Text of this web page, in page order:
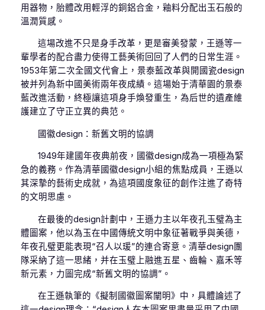
用器物，胎體改用輕浮的銅鋁合金，釉料分配出玉石般的
溫潤質感。
這場改進不只是身手改革，更是審美發蒙，王遜等一
輩學者的配合盡力使得工藝美術回回了人們的日常生涯。
1953年第二次全國文代會上，景泰藍改革與開國瓷design
被并列為新中國美術兩年夜成績。這場始于清華園的景泰
藍改進活動，終極讓這項身手煥發重生，為后世的遺產維
護建立了守正立異的典范。
國徽design：新舊文明的協調
1949年建國年夜典前夜，國徽design成為一項極為緊
急的義務。作為清華國徽design小組的焦點成員，王遜以
其深摯的藝術史成就，為這項國度象征的創作注進了奇特
的文明思慮。
在最後的design計劃中，王遜力主以年夜孔玉璧為主
體圖案，他以為玉在中國傳統文明中象征著戰爭與美德，
年夜孔璧更能表現“召人以瑗”的連合寄意。清華design團
隊采納了這一思緒，并在玉璧上融進五星、齒輪、嘉禾等
新元素，力圖完成“新舊文明的協調”。
在王遜執筆的《擬制國徽圖案闡明》中，具體論述了